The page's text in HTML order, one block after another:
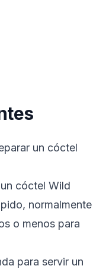
un cóctel
cóctel Wild
normalmente
o menos para
para servir un